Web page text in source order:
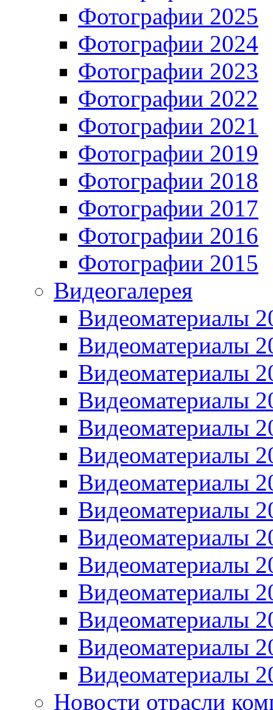
Фотографии 2025
Фотографии 2024
Фотографии 2023
Фотографии 2022
Фотографии 2021
Фотографии 2019
Фотографии 2018
Фотографии 2017
Фотографии 2016
Фотографии 2015
Видеогалерея
Видеоматериалы
Видеоматериалы
Видеоматериалы
Видеоматериалы
Видеоматериалы
Видеоматериалы
Видеоматериалы
Видеоматериалы
Видеоматериалы
Видеоматериалы
Видеоматериалы
Видеоматериалы
Видеоматериалы
Видеоматериалы
Новости отрасли